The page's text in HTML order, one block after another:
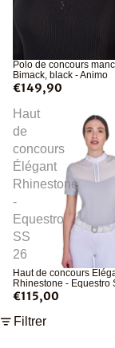
Polo de concours
Bimack, black - Animo
€149,90
Haut
de
concours
Élégant
Rhinestone
-
Equestro
SS
26
Haut de concours
Rhinestone - Equestro
€115,00
Filtrer